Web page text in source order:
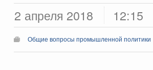
2 апреля 2018 12:15
Общие вопросы промышленной политики
Государственные программы